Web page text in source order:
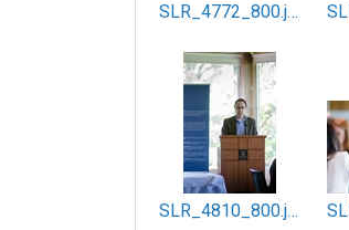
SLR_4772_800.jpg
SLR_4810_800.jpg